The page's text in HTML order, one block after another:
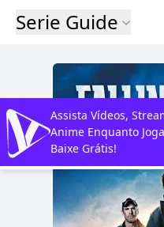
Serie Guide
Assista Vídeos,
Anime Enquanto
Baixe Grátis!